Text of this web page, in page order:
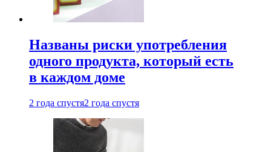
Названы риски употребления
одного продукта, который есть
в каждом доме
2 года спустя2 года спустя